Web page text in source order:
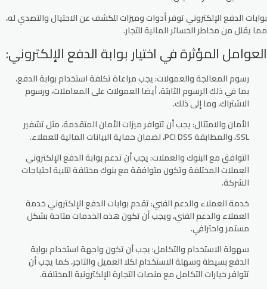
بوابات الدفع الإلكتروني توفر أدوات وميزات للكشف عن الاحتيال والتصدي له،
مما يقلل من مخاطر الخسائر المالية للتجار.
العوامل المؤثرة في اختيار بوابة الدفع الإلكتروني:
رسوم المعالجة والعمولات: يجب مراعاة تكلفة استخدام بوابة الدفع،
بما في ذلك الرسوم الثابتة، أيضا العمولات على المعاملات، ورسوم
الاشتراك، وما إلى ذلك.
الأمان والامتثال: يجب أن تتوافر ميزات الأمان المتقدمة، مثل تشفير
SSL، والمطابقة PCI DSS، لضمان حماية البيانات المالية للعملاء.
التوافق مع البنوك والعملات: يجب أن تدعم بوابة الدفع الإلكتروني
العملات المختلفة وتكون متوافقة مع بنوك مختلفة لتلبية احتياجات
الشركة.
خدمة العملاء والدعم الفني: تقدم بوابات الدفع الإلكتروني خدمة
العملاء والدعم الفني، ويجب أن تكون هذه الخدمات متاحة بشكل
مستمر واحترافي.
سهولة الاستخدام والتكامل: يجب أن تكون واجهة استخدام بوابة
الدفع بسيطة وسهلة الاستخدام لكلا العميل والتاجر، كما يجب أن
تتوافر خيارات التكامل مع منصات التجارة الإلكترونية المختلفة.